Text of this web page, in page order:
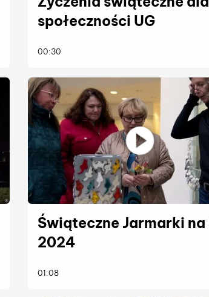
społeczności UG
więcej
00:30
Świąteczne Jarmarki na UG
2024
więcej
01:08